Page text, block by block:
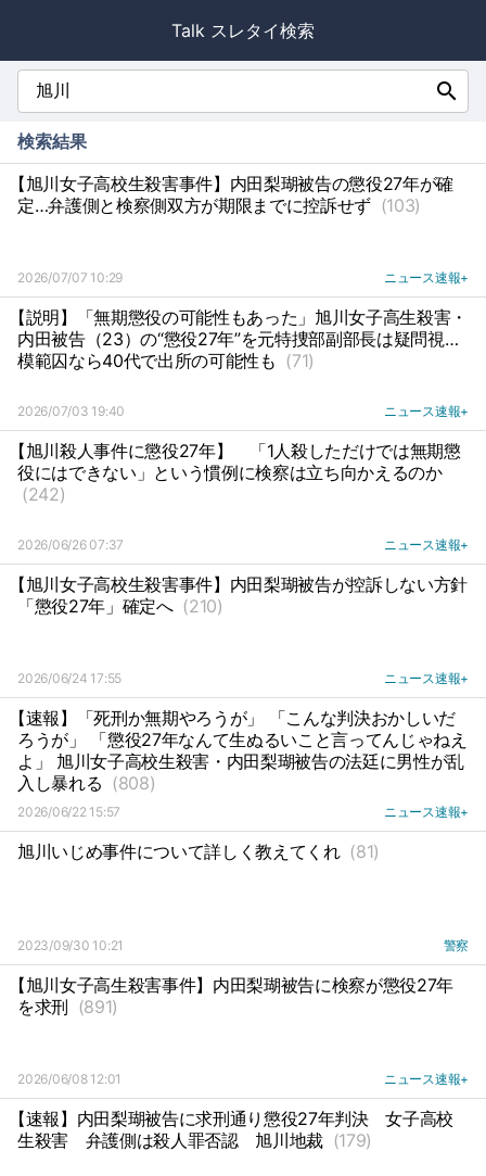
Talk スレタイ検索
search
検索結果
【旭川女子高校生殺害事件】内田梨瑚被告の懲役27年が確
定…弁護側と検察側双方が期限までに控訴せず (103)
2026/07/07 10:29 ニュース速報+
【説明】「無期懲役の可能性もあった」旭川女子高生殺害・
内田被告（23）の“懲役27年”を元特捜部副部長は疑問視…
模範囚なら40代で出所の可能性も (71)
2026/07/03 19:40 ニュース速報+
【旭川殺人事件に懲役27年】
「1人殺しただけでは無期懲
役にはできない」という慣例に検察は立ち向かえるのか
(242)
2026/06/26 07:37 ニュース速報+
【旭川女子高校生殺害事件】内田梨瑚被告が控訴しない方針
「懲役27年」確定へ (210)
2026/06/24 17:55 ニュース速報+
【速報】「死刑か無期やろうが」 「こんな判決おかしいだ
ろうが」 「懲役27年なんて生ぬるいこと言ってんじゃねえ
よ」 旭川女子高校生殺害・内田梨瑚被告の法廷に男性が乱
入し暴れる (808)
2026/06/22 15:57 ニュース速報+
旭川いじめ事件について詳しく教えてくれ (81)
2023/09/30 10:21 警察
【旭川女子高生殺害事件】内田梨瑚被告に検察が懲役27年
を求刑 (891)
2026/06/08 12:01 ニュース速報+
【速報】内田梨瑚被告に求刑通り懲役27年判決
女子高校
生殺害
弁護側は殺人罪否認 旭川地裁 (179)